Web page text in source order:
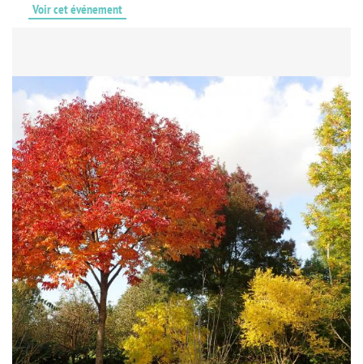
Voir cet événement